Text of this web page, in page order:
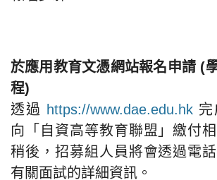
於應用教育文憑網站報名申請 (
程)
透過 https://www.dae.edu.hk
向「自資高等教育聯盟」繳付
稍後，招募組人員將會透過電
有關面試的詳細資訊。